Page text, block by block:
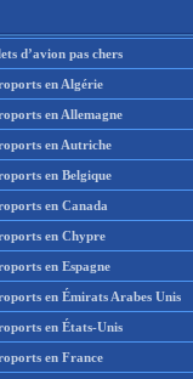
d’avion pas chers
en Algérie
en Allemagne
en Autriche
en Belgique
en Canada
en Chypre
en Espagne
en Émirats Arabes Unis
en États-Unis
en France